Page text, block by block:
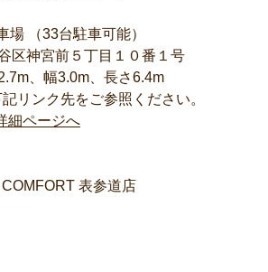
（33台駐車可能）
区神宮前５丁目１０番１号
、幅3.0m、長さ6.4m
リンク先をご参照ください。
細ページへ
表参道店